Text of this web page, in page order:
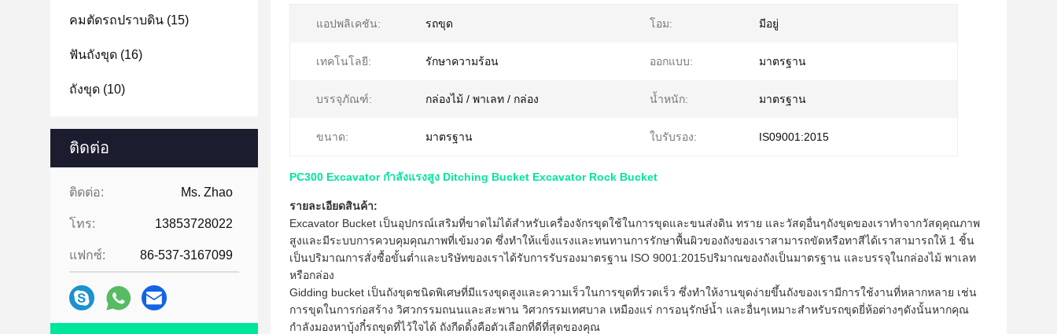
คมตัดรถปราบดิน (15)
ฟันถังขุด (16)
ถังขุด (10)
ติดต่อ
ติดต่อ: Ms. Zhao
โทร: 13853728022
แฟกซ์: 86-537-3167099
แอปพลิเคชัน: รถขุด โอม: มีอยู่
เทคโนโลยี: รักษาความร้อน ออกแบบ: มาตรฐาน
บรรจุภัณฑ์: กล่องไม้ / พาเลท / กล่อง น้ำหนัก: มาตรฐาน
ขนาด: มาตรฐาน ใบรับรอง: IS09001:2015
PC300 Excavator กำลังแรงสูง Ditching Bucket Excavator Rock Bucket
รายละเอียดสินค้า:
Excavator Bucket เป็นอุปกรณ์เสริมที่ขาดไม่ได้สำหรับเครื่องจักรขุดใช้ในการขุดและขนส่งดิน ทราย และวัสดุอื่นๆถังขุดของเราทำจากวัสดุคุณภาพ
สูงและมีระบบการควบคุมคุณภาพที่เข้มงวด ซึ่งทำให้แข็งแรงและทนทานการรักษาพื้นผิวของถังของเราสามารถขัดหรือทาสีได้เราสามารถให้ 1 ชิ้น
เป็นปริมาณการสั่งซื้อขั้นต่ำและบริษัทของเราได้รับการรับรองมาตรฐาน ISO 9001:2015ปริมาณของถังเป็นมาตรฐาน และบรรจุในกล่องไม้ พาเลท
หรือกล่อง
Gidding bucket เป็นถังขุดชนิดพิเศษที่มีแรงขุดสูงและความเร็วในการขุดที่รวดเร็ว ซึ่งทำให้งานขุดง่ายขึ้นถังของเรามีการใช้งานที่หลากหลาย เช่น
การขุดในการก่อสร้าง วิศวกรรมถนนและสะพาน วิศวกรรมเทศบาล เหมืองแร่ การอนุรักษ์น้ำ และอื่นๆเหมาะสำหรับรถขุดยี่ห้อต่างๆดังนั้นหากคุณ
กำลังมองหาบุ้งกี๋รถขุดที่ไว้ใจได้ ถังกีดดิ้งคือตัวเลือกที่ดีที่สุดของคุณ